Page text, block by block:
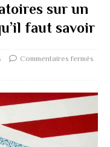
sur un
faut savoir
Commentaires fermés